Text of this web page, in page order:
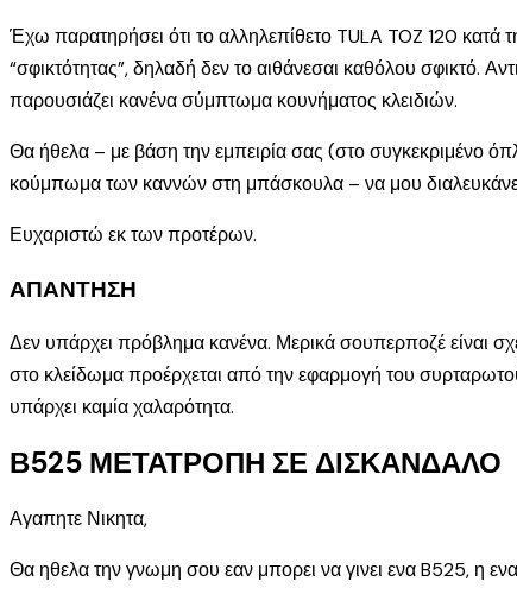
Έχω παρατηρήσει ότι το αλληλεπίθετο TULA TOZ 120
“σφικτότητας”, δηλαδή δεν το αιθάνεσαι καθόλου σφικτό.
παρουσιάζει κανένα σύμπτωμα κουνήματος κλειδιών.
Θα ήθελα – με βάση την εμπειρία σας (στο συγκεκριμένο
κούμπωμα των καννών στη μπάσκουλα – να μου διαλευκάνετε
Ευχαριστώ εκ των προτέρων.
ΑΠΑΝΤΗΣΗ
Δεν υπάρχει πρόβλημα κανένα. Μερικά σουπερποζέ είναι
στο κλείδωμα προέρχεται από την εφαρμογή του
υπάρχει καμία χαλαρότητα.
Β525 ΜΕΤΑΤΡΟΠΗ ΣΕ ΔΙΣΚΑΝΔΑΛΟ
Αγαπητε Νικητα,
Θα ηθελα την γνωμη σου εαν μπορει να γινει ενα B525, η